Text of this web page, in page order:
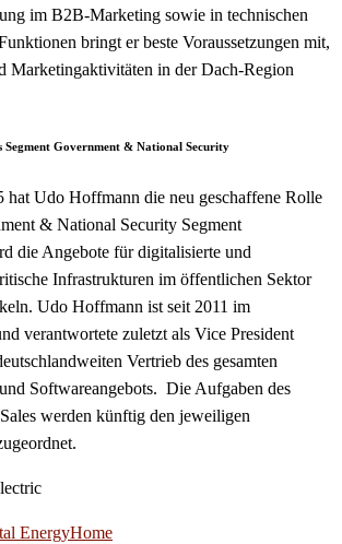
im B2B-Marketing sowie in technischen
bringt er beste Voraussetzungen mit,
Marketingaktivitäten in der Dach-Region
Segment Government & National Security
hat Udo Hoffmann die neu geschaffene Rolle
& National Security Segment
die Angebote für digitalisierte und
Infrastrukturen im öffentlichen Sektor
Udo Hoffmann ist seit 2011 im
verantwortete zuletzt als Vice President
Vertrieb des gesamten
Softwareangebots. Die Aufgaben des
werden künftig den jeweiligen
EnergyHome